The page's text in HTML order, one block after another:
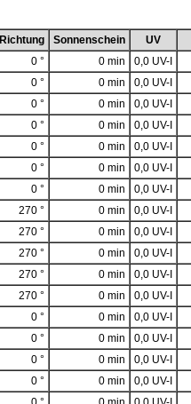
Richtung Sonnenschein UV
0 ° 0 min 0,0 UV-I
0 ° 0 min 0,0 UV-I
0 ° 0 min 0,0 UV-I
0 ° 0 min 0,0 UV-I
0 ° 0 min 0,0 UV-I
0 ° 0 min 0,0 UV-I
0 ° 0 min 0,0 UV-I
270 ° 0 min 0,0 UV-I
270 ° 0 min 0,0 UV-I
270 ° 0 min 0,0 UV-I
270 ° 0 min 0,0 UV-I
270 ° 0 min 0,0 UV-I
0 ° 0 min 0,0 UV-I
0 ° 0 min 0,0 UV-I
0 ° 0 min 0,0 UV-I
0 ° 0 min 0,0 UV-I